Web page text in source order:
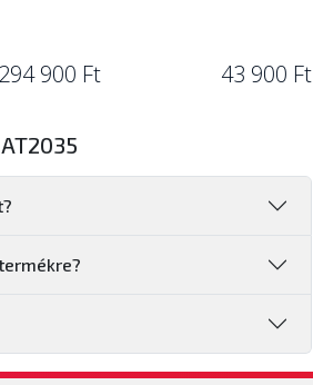
294 900 Ft 43 900 Ft